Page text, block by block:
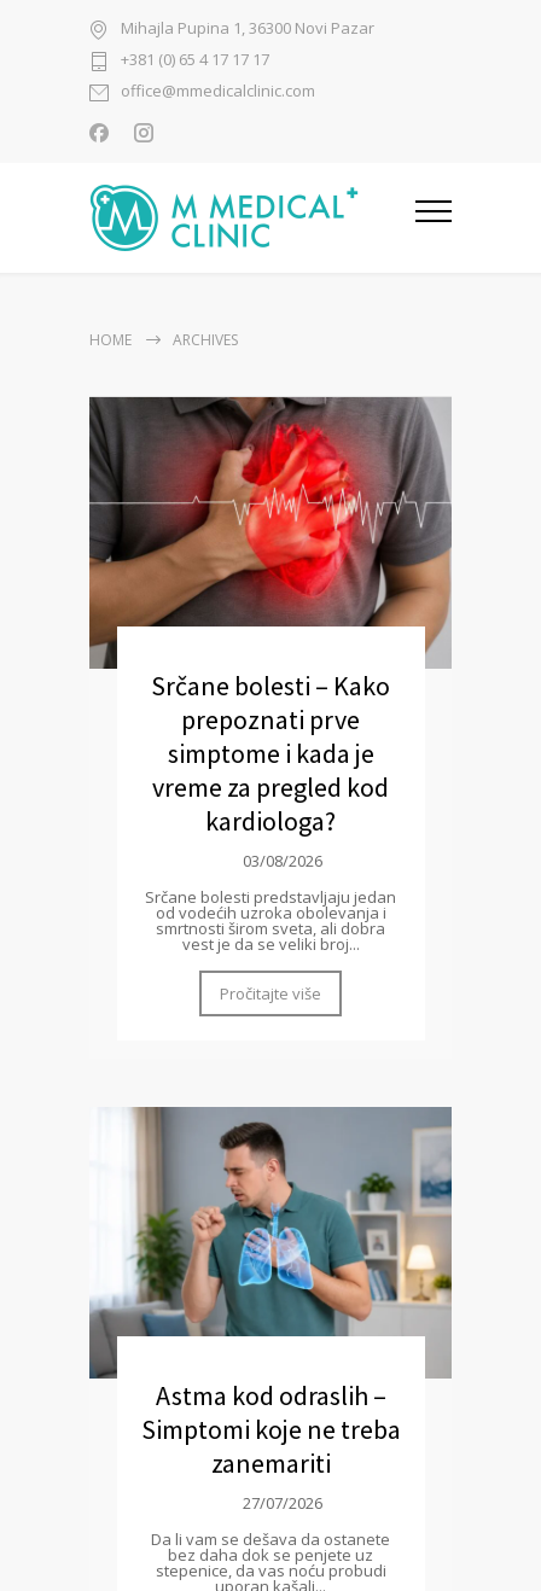
Mihajla Pupina 1, 36300 Novi Pazar
+381 (0) 65 4 17 17 17
office@mmedicalclinic.com
HOME ARCHIVES
Srčane bolesti – Kako
prepoznati prve
simptome i kada je
vreme za pregled kod
kardiologa?
03/08/2026
Srčane bolesti predstavljaju jedan
od vodećih uzroka obolevanja i
smrtnosti širom sveta, ali dobra
vest je da se veliki broj...
Pročitajte više
Astma kod odraslih –
Simptomi koje ne treba
zanemariti
27/07/2026
Da li vam se dešava da ostanete
bez daha dok se penjete uz
stepenice, da vas noću probudi
uporan kašalj...